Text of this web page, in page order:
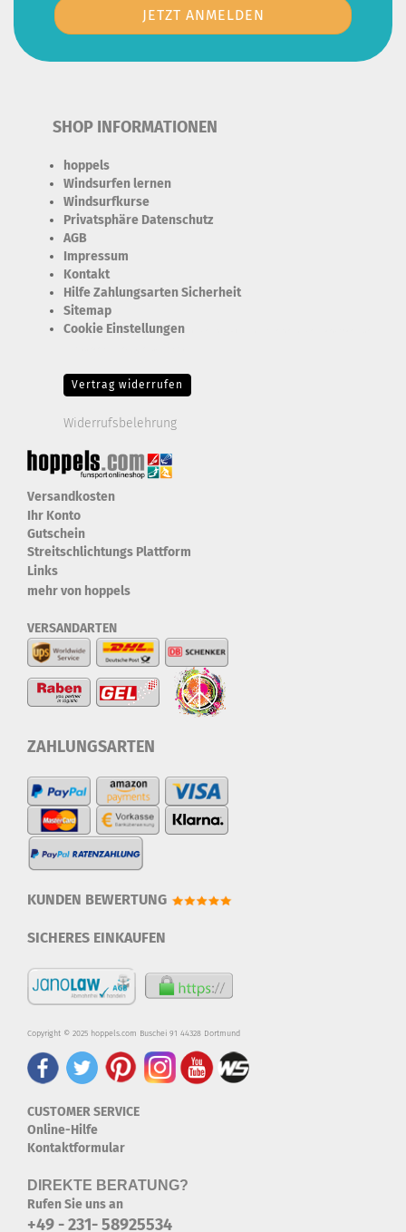
SHOP INFORMATIONEN
hoppels
Windsurfen lernen
Windsurfkurse
Privatsphäre Datenschutz
AGB
Impressum
Kontakt
Hilfe Zahlungsarten Sicherheit
Sitemap
Cookie Einstellungen
Vertrag widerrufen
Widerrufsbelehrung
Versandkosten
Ihr Konto
Gutschein
Streitschlichtungs Plattform
Links
mehr von hoppels
VERSANDARTEN
ZAHLUNGSARTEN
KUNDEN BEWERTUNG
SICHERES EINKAUFEN
Copyright © 2025 hoppels.com Buschei 91 44328 Dortmund
CUSTOMER SERVICE
Online-Hilfe
Kontaktformular
DIREKTE BERATUNG?
Rufen Sie uns an
+49 - 231- 58925534